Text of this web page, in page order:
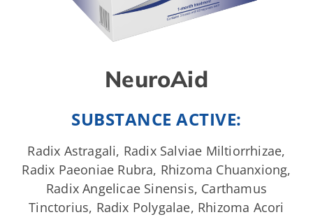
NeuroAid
SUBSTANCE ACTIVE:
Radix Astragali, Radix Salviae Miltiorrhizae,
Radix Paeoniae Rubra, Rhizoma Chuanxiong,
Radix Angelicae Sinensis, Carthamus
Tinctorius, Radix Polygalae, Rhizoma Acori